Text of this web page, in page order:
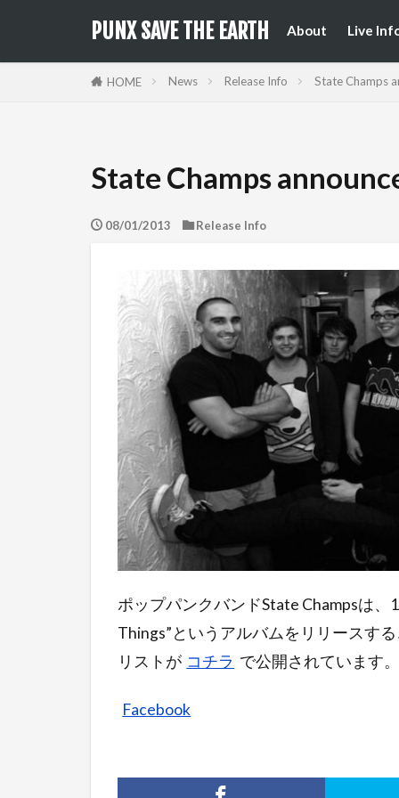
PUNX SAVE THE EARTH About Live
HOME News Release Info State Champs
State Champs
08/01/2013 Release Info
ポップパンクバンドState Champsは
Things”というアルバムをリリースす
リストが コチラ で公開されています。
Facebook